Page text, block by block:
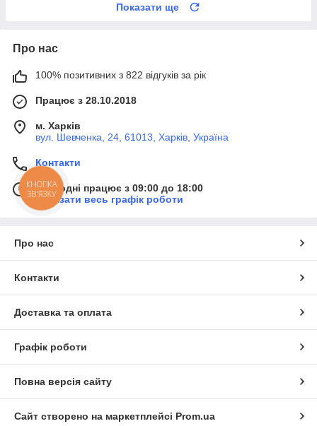
Показати ще
Про нас
100% позитивних з 822 відгуків за рік
Працює з 28.10.2018
м. Харків
вул. Шевченка, 24, 61013, Харків, Україна
Контакти
Сьогодні працює з 09:00 до 18:00
Показати весь графік роботи
Про нас
Контакти
Доставка та оплата
Графік роботи
Повна версія сайту
Сайт створено на маркетплейсі Prom.ua
КНОПКА
ЗВ'ЯЗКУ